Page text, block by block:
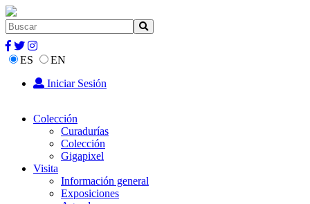
ES
EN
Iniciar Sesión
Colección
Curadurías
Colección
Gigapixel
Visita
Información general
Exposiciones